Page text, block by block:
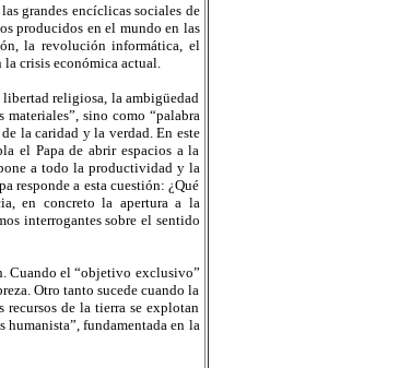
grandes encíclicas sociales de
producidos en el mundo en las
la revolución informática, el
crisis económica actual.
religiosa, la ambigüedad
sino como “palabra
la caridad y la verdad. En este
el Papa de abrir espacios a la
a todo la productividad y la
responde a esta cuestión: ¿Qué
en concreto la apertura a la
interrogantes sobre el sentido
Cuando el “objetivo exclusivo”
Otro tanto sucede cuando la
de la tierra se explotan
humanista”, fundamentada en la